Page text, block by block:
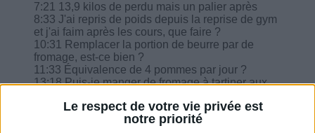
Le respect de votre vie privée est
notre priorité
7:21 13,9 kilos de perdu mais un palier après
8:33 J'ai repris de poids depuis la reprise de gym
et j'ai faim après les cours, que faire ?
10:31 Remplacer la portion de beurre par de
fromage, est-ce bien ?
11:33 Équivalence de 4 pommes par jour ?
13:18 Puis-je manger de fromage à tartiner aux
15:12 Les kilos récemment pris partent plus vite,